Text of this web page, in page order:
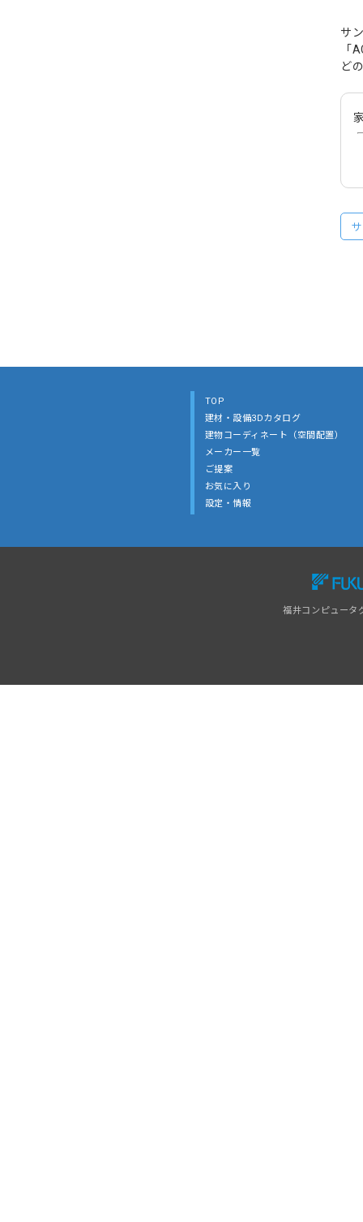
サ
「
ど
TOP
建材・設備3Dカタログ
建物コーディネート（空間配置）
メーカー一覧
ご提案
お気に入り
設定・情報
福井コンピュータ